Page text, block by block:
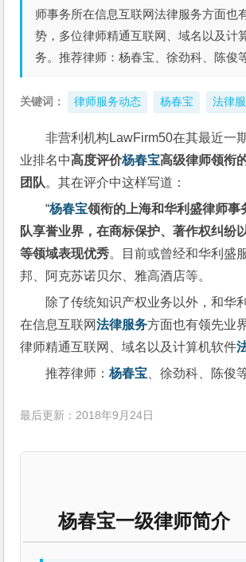
师事务所在信息互联网法律服务方面也
势，多位律师精通互联网、域名以及计
务。推荐律师：杨春宝、徐劲科、陈俊
关键词： 律师服务动态 杨春宝 法律
非营利机构LawFirm50在其最近一
业排名中高度评价杨春宝高级律师领衔
团队。其在评介中这样写道：
“杨春宝领衔的上海和华利盛律师事
队享誉业界，在商标保护、著作权纠纷
等领域表现优秀。目前或曾经和华利盛
邦、阿克苏诺贝尔、雅高酒店等。
除了传统知识产权业务以外，和华
在信息互联网法律服务方面也有领先业
律师精通互联网、域名以及计算机软件
推荐律师：杨春宝 、徐劲科、陈俊
最后更新：2018年9月24日
杨春宝一级律师简介